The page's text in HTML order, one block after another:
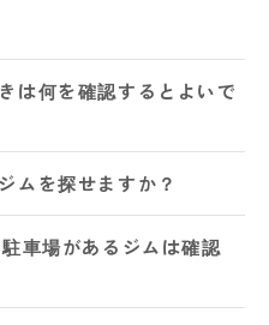
は何を確認するとよいで
ムを探せますか？
車場があるジムは確認